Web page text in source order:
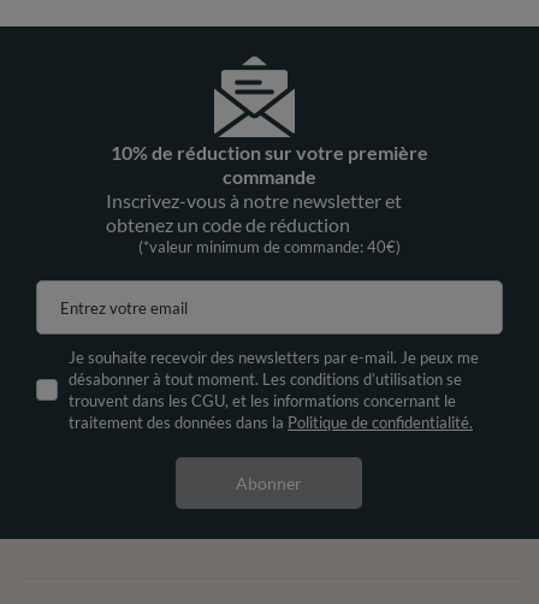
10% de réduction sur votre première
commande
Inscrivez-vous à notre newsletter et
obtenez un code de réduction
(*valeur minimum de commande: 40€)
Entrez votre email
Je souhaite recevoir des newsletters par e-mail. Je peux me
désabonner à tout moment. Les conditions d’utilisation se
trouvent dans les CGU, et les informations concernant le
traitement des données dans la Politique de confidentialité.
Abonner